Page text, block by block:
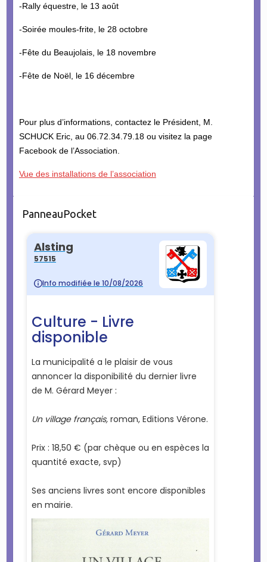
-Rally équestre, le 13 août
-Soirée moules-frite, le 28 octobre
-Fête du Beaujolais, le 18 novembre
-Fête de Noël, le 16 décembre
Pour plus d’informations, contactez le Président, M.
SCHUCK Eric, au 06.72.34.79.18 ou visitez la page
Facebook de l’Association.
Vue des installations de l’association
PanneauPocket